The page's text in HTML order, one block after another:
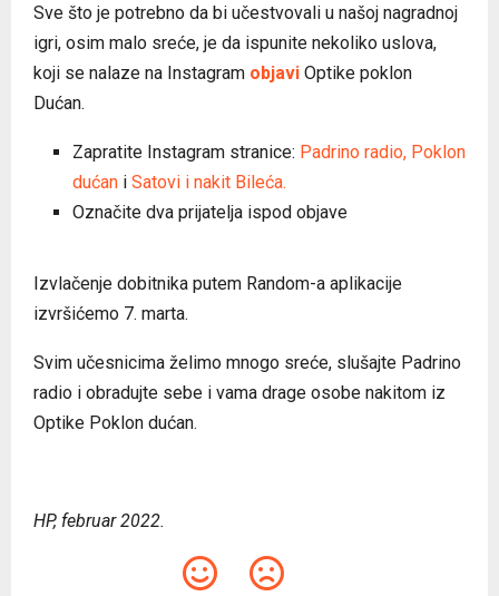
Sve što je potrebno da bi učestvovali u našoj nagradnoj
igri, osim malo sreće, je da ispunite nekoliko uslova,
koji se nalaze na Instagram objavi Optike poklon
Dućan.
Zapratite Instagram stranice: Padrino radio, Poklon
dućan i Satovi i nakit Bileća.
Označite dva prijatelja ispod objave
Izvlačenje dobitnika putem Random-a aplikacije
izvršićemo 7. marta.
Svim učesnicima želimo mnogo sreće, slušajte Padrino
radio i obradujte sebe i vama drage osobe nakitom iz
Optike Poklon dućan.
HP, februar 2022.